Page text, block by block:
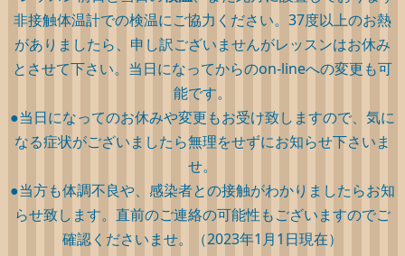
非接触体温計での検温にご協力ください。37度以上のお熱
がありましたら、申し訳ございませんがレッスンはお休み
とさせて下さい。当日になってからのon-lineへの変更も可
能です。
●当日になってのお休みや変更もお受け致しますので、気に
なる症状がございましたら無理をせずにお知らせ下さいま
せ。
●当方も体調不良や、感染者との接触がわかりましたらお知
らせ致します。直前のご連絡の可能性もございますのでご
確認くださいませ。（2023年1月1日現在）